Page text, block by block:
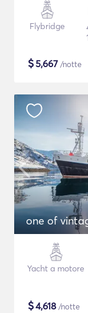
Flybridge
$5,667 /notte
one of
Yacht a motore
$4,618 /notte